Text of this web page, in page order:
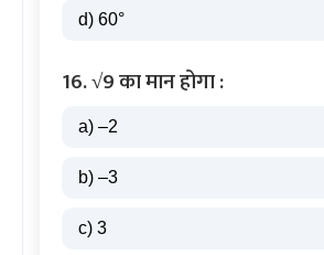
d) 60°
16. √9 का मान होगा :
a) –2
b) –3
c) 3